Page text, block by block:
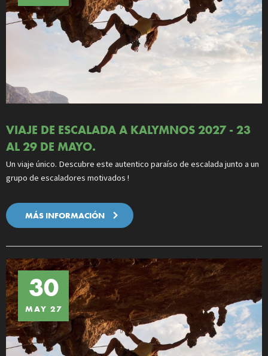
VIAJE DE ESCALADA A KALYMNOS 2027 - 23
AL 29 DE MAYO.
Un viaje único. Descubre este autentico paraíso de escalada junto a un
grupo de escaladores motivados !
MÁS INFORMACIÓN
30
MAY 27